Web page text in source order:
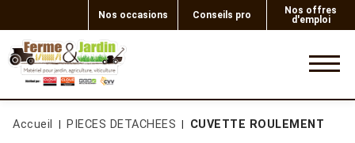
Nos occasions Conseils pro
Nos offres
d'emploi
Accueil PIECES DETACHEES CUVETTE ROULEMENT